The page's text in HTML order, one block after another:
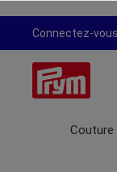
Connectez-
Couture